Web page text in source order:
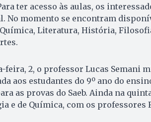
ter acesso às aulas, os
No momento se encontram
Literatura, História,
feira, 2, o professor Lucas Semani
aos estudantes do 9º ano do
as provas do Saeb. Ainda na
e de Química, com os professores